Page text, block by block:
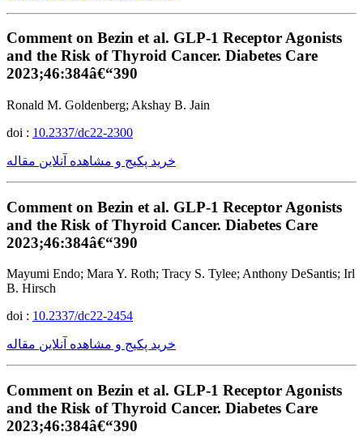
Comment on Bezin et al. GLP-1 Receptor Agonists
and the Risk of Thyroid Cancer. Diabetes Care
2023;46:384â€“390
Ronald M. Goldenberg; Akshay B. Jain
doi : 10.2337/dc22-2300
خرید پکیج و مشاهده آنلاین مقاله
Comment on Bezin et al. GLP-1 Receptor Agonists
and the Risk of Thyroid Cancer. Diabetes Care
2023;46:384â€“390
Mayumi Endo; Mara Y. Roth; Tracy S. Tylee; Anthony DeSantis; Irl
B. Hirsch
doi : 10.2337/dc22-2454
خرید پکیج و مشاهده آنلاین مقاله
Comment on Bezin et al. GLP-1 Receptor Agonists
and the Risk of Thyroid Cancer. Diabetes Care
2023;46:384â€“390